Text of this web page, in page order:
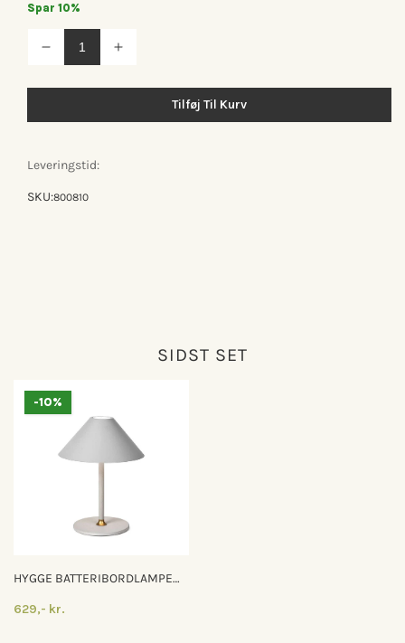
Spar 10%
Reducer
antallet
ø15
grey
Øg
batteribordlampe
ø15
Tilføj Til Kurv
Leveringstid:
SKU:800810
SIDST SET
-10%
HYGGE BATTERIBORDLAMPE
629,- kr.